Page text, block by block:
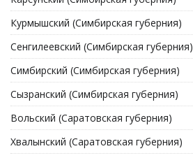
Курмышский (Симбирская губерния)
Сенгилеевский (Симбирская губерния)
Симбирский (Симбирская губерния)
Сызранский (Симбирская губерния)
Вольский (Саратовская губерния)
Хвалынский (Саратовская губерния)